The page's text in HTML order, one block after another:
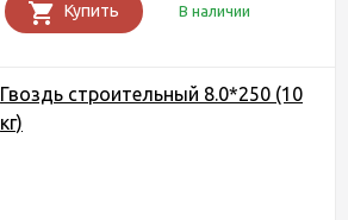
Купить В наличии
Гвоздь строительный 8.0*250 (10
кг)